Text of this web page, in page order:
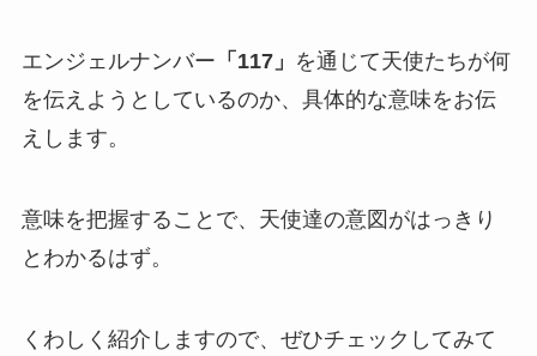
エンジェルナンバー 「117」 を通じて天使たちが何
を伝えようとしているのか、具体的な意味をお伝
えします。
意味を把握することで、天使達の意図がはっきり
とわかるはず。
くわしく紹介しますので、ぜひチェックしてみて